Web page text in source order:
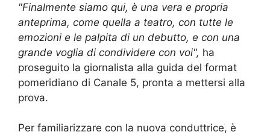
"Finalmente siamo qui, è una vera e propria
anteprima, come quella a teatro, con tutte le
emozioni e le palpita di un debutto, e con una
grande voglia di condividere con voi", ha
proseguito la giornalista alla guida del format
pomeridiano di Canale 5, pronta a mettersi alla
prova.
Per familiarizzare con la nuova conduttrice, è